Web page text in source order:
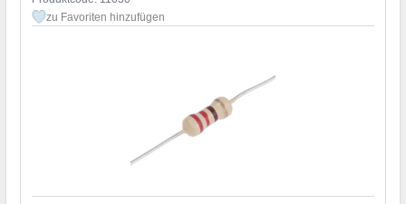
zu Favoriten hinzufügen